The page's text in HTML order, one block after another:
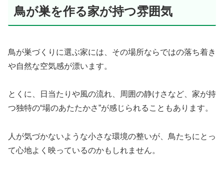
鳥が巣を作る家が持つ雰囲気
鳥が巣づくりに選ぶ家には、その場所ならではの落ち着き
や自然な空気感が漂います。
とくに、日当たりや風の流れ、周囲の静けさなど、家が持
つ独特の“場のあたたかさ”が感じられることもあります。
人が気づかないような小さな環境の整いが、鳥たちにとっ
て心地よく映っているのかもしれません。